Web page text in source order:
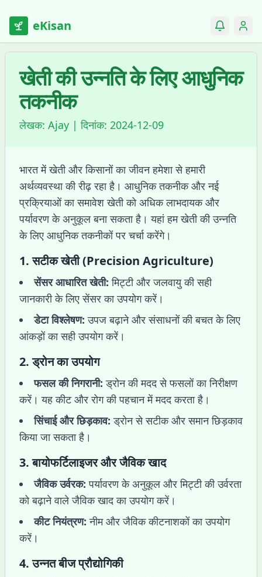
eKisan
खेती की उन्नति के लिए आधुनिक
तकनीक
लेखक: Ajay | दिनांक: 2024-12-09
भारत में खेती और किसानों का जीवन हमेशा से हमारी
अर्थव्यवस्था की रीढ़ रहा है। आधुनिक तकनीक और नई
प्रक्रियाओं का समावेश खेती को अधिक लाभदायक और
पर्यावरण के अनुकूल बना सकता है। यहां हम खेती की उन्नति
के लिए आधुनिक तकनीकों पर चर्चा करेंगे।
1.सटीक खेती (Precision Agriculture)
सेंसर आधारित खेती: मिट्टी और जलवायु की सही
जानकारी के लिए सेंसर का उपयोग करें।
डेटा विश्लेषण: उपज बढ़ाने और संसाधनों की बचत के लिए
आंकड़ों का सही उपयोग करें।
2.ड्रोन का उपयोग
फसल की निगरानी: ड्रोन की मदद से फसलों का निरीक्षण
करें। यह कीट और रोग की पहचान में मदद करता है।
सिंचाई और छिड़काव: ड्रोन से सटीक और समान छिड़काव
किया जा सकता है।
3.बायोफर्टिलाइजर और जैविक खाद
जैविक उर्वरक: पर्यावरण के अनुकूल और मिट्टी की उर्वरता
को बढ़ाने वाले जैविक खाद का उपयोग करें।
कीट नियंत्रण: नीम और जैविक कीटनाशकों का उपयोग
करें।
4.उन्नत बीज प्रौद्योगिकी